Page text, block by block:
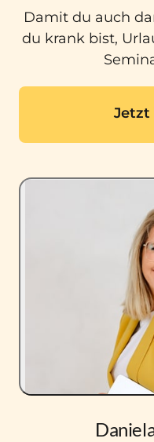
Damit du auch
du krank bist,
Jetzt